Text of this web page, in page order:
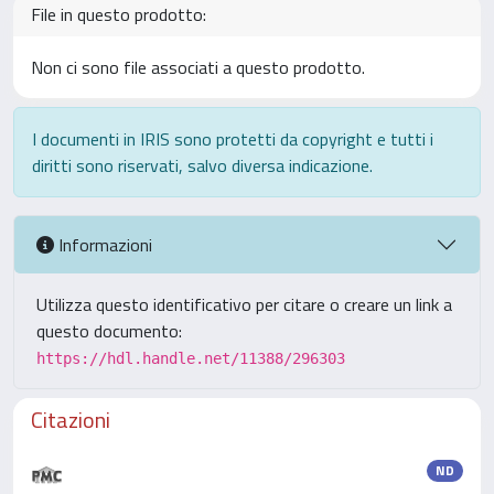
File in questo prodotto:
Non ci sono file associati a questo prodotto.
I documenti in IRIS sono protetti da copyright e tutti i
diritti sono riservati, salvo diversa indicazione.
Informazioni
Utilizza questo identificativo per citare o creare un link a
questo documento:
https://hdl.handle.net/11388/296303
Citazioni
ND